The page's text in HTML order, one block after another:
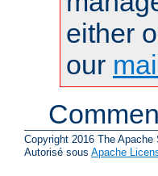
either
our
Copyright 2016 The Apache
Autorisé sous Apache